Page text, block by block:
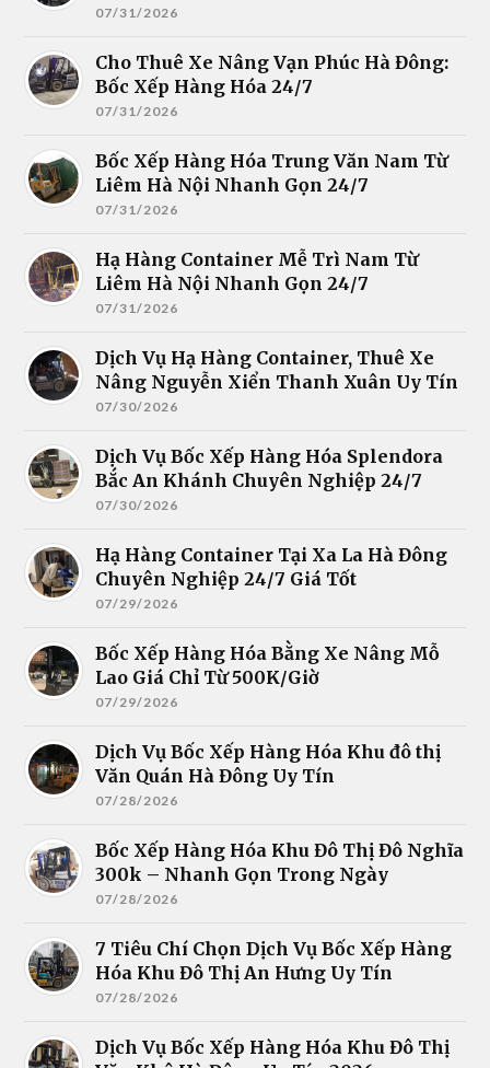
07/31/2026
Cho Thuê Xe Nâng Vạn Phúc Hà Đông:
Bốc Xếp Hàng Hóa 24/7
07/31/2026
Bốc Xếp Hàng Hóa Trung Văn Nam Từ
Liêm Hà Nội Nhanh Gọn 24/7
07/31/2026
Hạ Hàng Container Mễ Trì Nam Từ
Liêm Hà Nội Nhanh Gọn 24/7
07/31/2026
Dịch Vụ Hạ Hàng Container, Thuê Xe
Nâng Nguyễn Xiển Thanh Xuân Uy Tín
07/30/2026
Dịch Vụ Bốc Xếp Hàng Hóa Splendora
Bắc An Khánh Chuyên Nghiệp 24/7
07/30/2026
Hạ Hàng Container Tại Xa La Hà Đông
Chuyên Nghiệp 24/7 Giá Tốt
07/29/2026
Bốc Xếp Hàng Hóa Bằng Xe Nâng Mỗ
Lao Giá Chỉ Từ 500K/Giờ
07/29/2026
Dịch Vụ Bốc Xếp Hàng Hóa Khu đô thị
Văn Quán Hà Đông Uy Tín
07/28/2026
Bốc Xếp Hàng Hóa Khu Đô Thị Đô Nghĩa
300k – Nhanh Gọn Trong Ngày
07/28/2026
7 Tiêu Chí Chọn Dịch Vụ Bốc Xếp Hàng
Hóa Khu Đô Thị An Hưng Uy Tín
07/28/2026
Dịch Vụ Bốc Xếp Hàng Hóa Khu Đô Thị